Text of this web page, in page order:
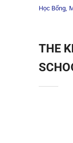
Học Bổng
THE